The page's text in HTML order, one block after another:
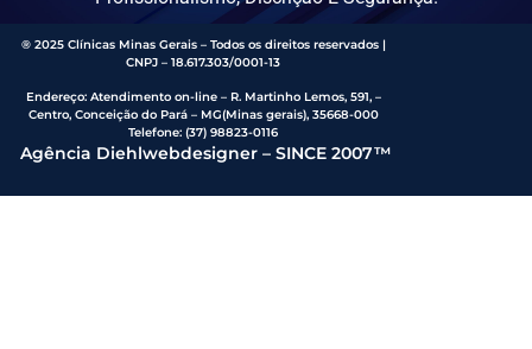
® 2025 Clínicas Minas Gerais – Todos os direitos reservados |
CNPJ – 18.617.303/0001-13
Endereço: Atendimento on-line – R. Martinho Lemos, 591, –
Centro, Conceição do Pará – MG(Minas gerais), 35668-000
Telefone:(37) 98823-0116
Agência Diehlwebdesigner – SINCE 2007™